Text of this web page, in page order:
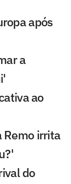
após
a
ao
Remo irrita
do